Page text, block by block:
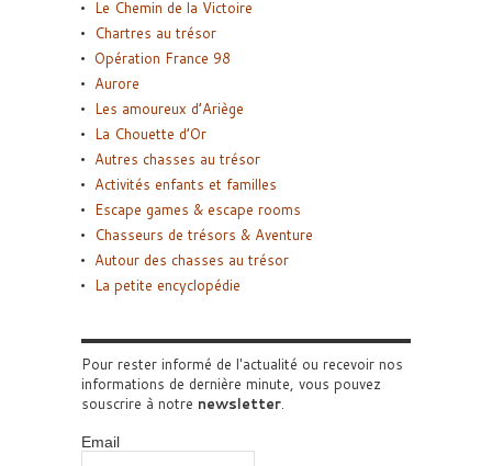
Le Chemin de la Victoire
Chartres au trésor
Opération France 98
Aurore
Les amoureux d’Ariège
La Chouette d’Or
Autres chasses au trésor
Activités enfants et familles
Escape games & escape rooms
Chasseurs de trésors & Aventure
Autour des chasses au trésor
La petite encyclopédie
Pour rester informé de l'actualité ou recevoir nos
informations de dernière minute, vous pouvez
souscrire à notre newsletter
Email